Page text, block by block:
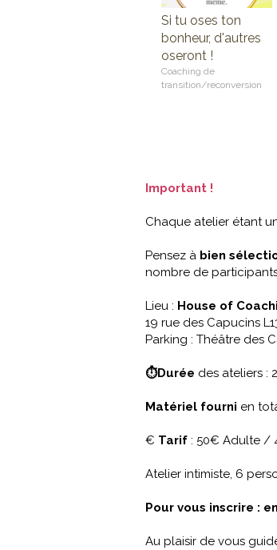
Si tu oses ton
bonheur, d'autres
oseront !
Coaching de
transition/reconversion
Important !
Chaque atelier étant
Pensez à bien
nombre de
Lieu : House of
19 rue des Capucins
Parking : Théâtre des
⏱Durée des ateliers :
Matériel fourni en
€ Tarif : 50€ Adulte /
Atelier intimiste, 6
Pour vous inscrire :
Au plaisir de vous